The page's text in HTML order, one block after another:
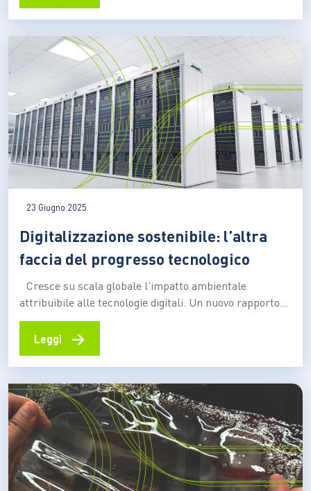
nostro ambiente e di conseguenza la nostra catena
alimentare, causando anche danni…
23 Giugno 2025
Digitalizzazione sostenibile: l’altra
faccia del progresso tecnologico
Cresce su scala globale l’impatto ambientale
attribuibile alle tecnologie digitali. Un nuovo rapporto
dell’UNCTAD richiama l’attenzione sul tema, che parte
dall’estrazione delle terre rare per arrivare al consumo
“peso ambientale” di una singola e-mail o delle chat sui
servizi di messaggistica…
Leggi →